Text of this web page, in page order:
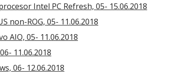
Intel PC Refresh, 05- 15.06.2018
non-ROG, 05- 11.06.2018
AIO, 05- 11.06.2018
11.06.2018
06- 12.06.2018